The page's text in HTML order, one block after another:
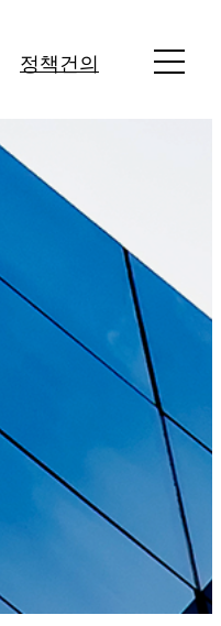
정책건의